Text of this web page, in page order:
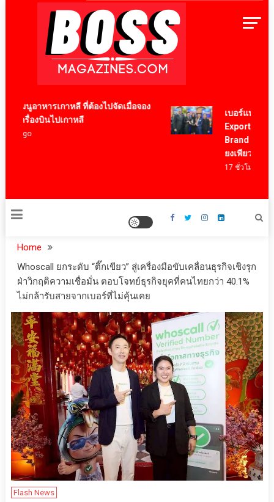
BossMagazinesThailand
เมนูอาหารเกาหลี ที่ต้องไปจัดเมื่อจอง
ครื่องบินไปเกาหลี
เบอร์แทรม คว้า
Export Award
Brand ตอกย้ำค
ยงเพียวในระดับ
17 ชั่วโมง ago
Home
Whoscall ยกระดับ “ติ๊กเขียว” สู่เครื่องมือขับเคลื่อนธุรกิจเชิงรุก
ฝ่าวิกฤติความเชื่อมั่น ตอบโจทย์ธุรกิจยุคที่คนไทยกว่า 40.1%
ไม่กล้ารับสายจากเบอร์ที่ไม่คุ้นเคย
Flash News